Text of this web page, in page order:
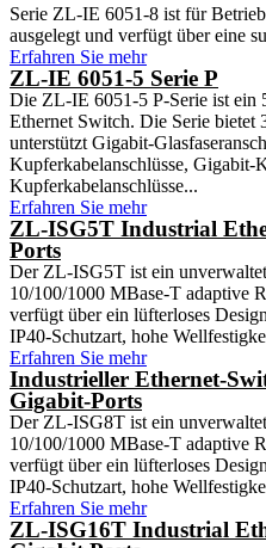
Serie ZL-IE 6051-8 ist für
ausgelegt und verfügt über eine
Erfahren Sie mehr
ZL-IE 6051-5 Serie P
Die ZL-IE 6051-5 P-Serie ist ein
Ethernet Switch. Die Serie bietet
unterstützt Gigabit-
Kupferkabelanschlüsse, Gigabit-
Kupferkabelanschlüsse...
Erfahren Sie mehr
ZL-ISG5T Industrial
Ports
Der ZL-ISG5T ist ein
10/100/1000 MBase-T adaptive
verfügt über ein lüfterloses
IP40-Schutzart, hohe
Erfahren Sie mehr
Industrieller Ethernet-
Gigabit-Ports
Der ZL-ISG8T ist ein
10/100/1000 MBase-T adaptive
verfügt über ein lüfterloses
IP40-Schutzart, hohe
Erfahren Sie mehr
ZL-ISG16T Industrial